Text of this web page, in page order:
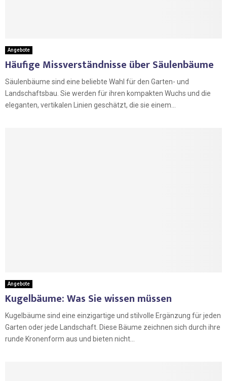
Angebote
Häufige Missverständnisse über Säulenbäume
Säulenbäume sind eine beliebte Wahl für den Garten- und
Landschaftsbau. Sie werden für ihren kompakten Wuchs und die
eleganten, vertikalen Linien geschätzt, die sie einem...
Angebote
Kugelbäume: Was Sie wissen müssen
Kugelbäume sind eine einzigartige und stilvolle Ergänzung für jeden
Garten oder jede Landschaft. Diese Bäume zeichnen sich durch ihre
runde Kronenform aus und bieten nicht...